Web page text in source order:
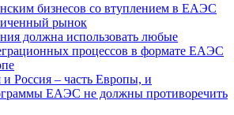
бизнесов со втуплением в ЕАЭС
рынок
должна использовать любые
процессов в формате ЕАЭС
Россия – часть Европы, и
ЕАЭС не должны противоречить